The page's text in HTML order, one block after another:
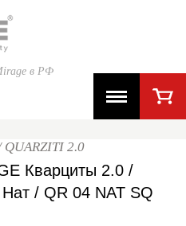
в РФ
2.0
Кварциты 2.0 /
/ QR 04 NAT SQ